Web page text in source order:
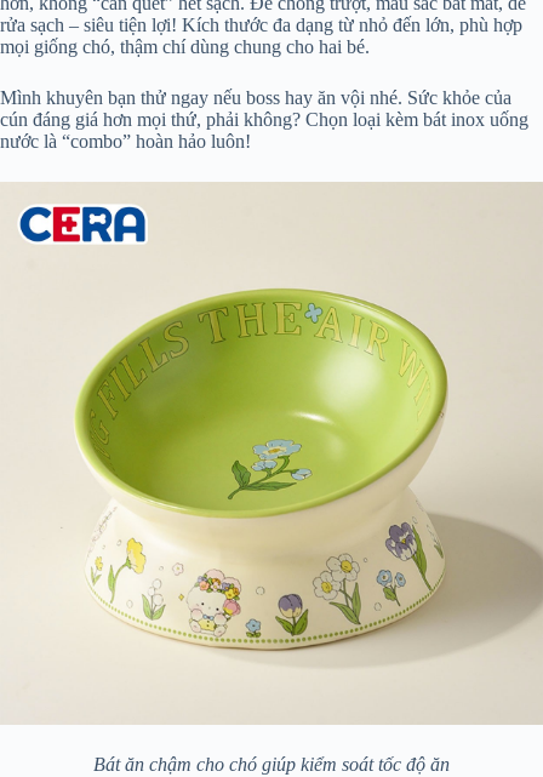
rửa sạch – siêu tiện lợi! Kích thước đa dạng từ nhỏ đến lớn, phù hợp
mọi giống chó, thậm chí dùng chung cho hai bé.
Mình khuyên bạn thử ngay nếu boss hay ăn vội nhé. Sức khỏe của
cún đáng giá hơn mọi thứ, phải không? Chọn loại kèm bát inox uống
nước là “combo” hoàn hảo luôn!
Bát ăn chậm cho chó giúp kiểm soát tốc độ ăn